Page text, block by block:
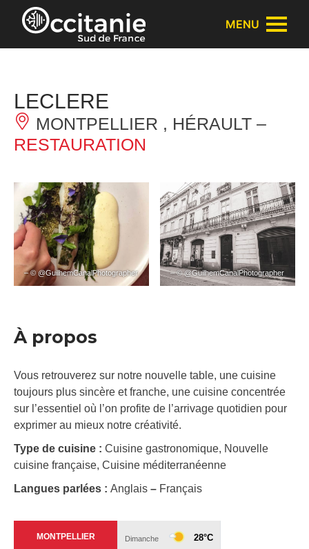
Panneau de gestion des cookies
MENU
LECLERE
MONTPELLIER , HÉRAULT –
RESTAURATION
– © @GuilhemCanalPhotographer – © @GuilhemCanalPhotographer
À propos
Vous retrouverez sur notre nouvelle table, une cuisine
toujours plus sincère et franche, une cuisine concentrée
sur l’essentiel où l’on profite de l’arrivage quotidien pour
exprimer au mieux notre créativité.
Type de cuisine : Cuisine gastronomique, Nouvelle
cuisine française, Cuisine méditerranéenne
Langues parlées : Anglais – Français